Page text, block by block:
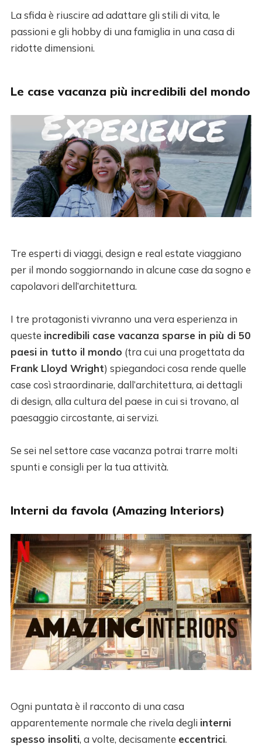
La sfida è riuscire ad adattare gli stili di vita, le
passioni e gli hobby di una famiglia in una casa di
ridotte dimensioni.
Le case vacanza più incredibili del mondo
Tre esperti di viaggi, design e real estate viaggiano
per il mondo soggiornando in alcune case da sogno e
capolavori dell’architettura.
I tre protagonisti vivranno una vera esperienza in
queste incredibili case vacanza sparse in più di 50
paesi in tutto il mondo (tra cui una progettata da
Frank Lloyd Wright) spiegandoci cosa rende quelle
case così straordinarie, dall’architettura, ai dettagli
di design, alla cultura del paese in cui si trovano, al
paesaggio circostante, ai servizi.
Se sei nel settore case vacanza potrai trarre molti
spunti e consigli per la tua attività.
Interni da favola (Amazing Interiors)
Ogni puntata è il racconto di una casa
apparentemente normale che rivela degli interni
spesso insoliti, a volte, decisamente eccentrici.